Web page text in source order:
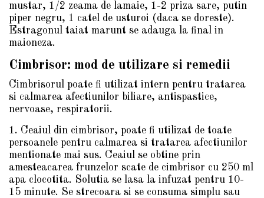
mustar, 1/2 zeama de lamaie, 1-2 priza sare, putin
piper negru, 1 catel de usturoi (daca se doreste).
Estragonul taiat marunt se adauga la final in
maioneza.
Cimbrisor: mod de utilizare si remedii
Cimbrisorul poate fi utilizat intern pentru tratarea
si calmarea afectiunilor biliare, antispastice,
nervoase, respiratorii.
1. Ceaiul din cimbrisor, poate fi utilizat de toate
persoanele pentru calmarea si tratarea afectiunilor
mentionate mai sus. Ceaiul se obtine prin
amesteacarea frunzelor scate de cimbrisor cu 250 ml
apa clocotita. Solutia se lasa la infuzat pentru 10-
15 minute. Se strecoara si se consuma simplu sau